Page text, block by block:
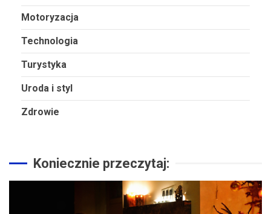
Motoryzacja
Technologia
Turystyka
Uroda i styl
Zdrowie
Koniecznie przeczytaj: